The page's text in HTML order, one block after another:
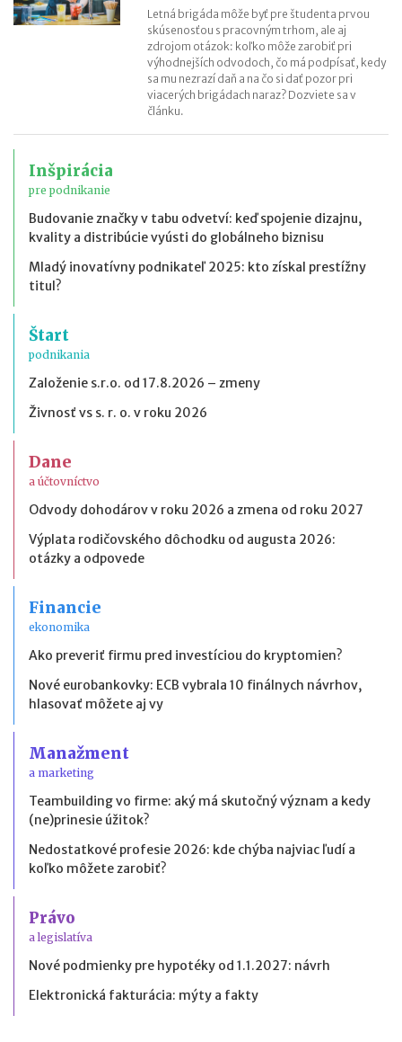
Letná brigáda môže byť pre študenta prvou
skúsenosťou s pracovným trhom, ale aj
zdrojom otázok: koľko môže zarobiť pri
výhodnejších odvodoch, čo má podpísať, kedy
sa mu nezrazí daň a na čo si dať pozor pri
viacerých brigádach naraz? Dozviete sa v
článku.
Inšpirácia
pre podnikanie
Budovanie značky v tabu odvetví: keď spojenie dizajnu,
kvality a distribúcie vyústi do globálneho biznisu
Mladý inovatívny podnikateľ 2025: kto získal prestížny
titul?
Štart
podnikania
Založenie s.r.o. od 17.8.2026 – zmeny
Živnosť vs s. r. o. v roku 2026
Dane
a účtovníctvo
Odvody dohodárov v roku 2026 a zmena od roku 2027
Výplata rodičovského dôchodku od augusta 2026:
otázky a odpovede
Financie
ekonomika
Ako preveriť firmu pred investíciou do kryptomien?
Nové eurobankovky: ECB vybrala 10 finálnych návrhov,
hlasovať môžete aj vy
Manažment
a marketing
Teambuilding vo firme: aký má skutočný význam a kedy
(ne)prinesie úžitok?
Nedostatkové profesie 2026: kde chýba najviac ľudí a
koľko môžete zarobiť?
Právo
a legislatíva
Nové podmienky pre hypotéky od 1.1.2027: návrh
Elektronická fakturácia: mýty a fakty